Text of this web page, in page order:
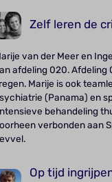
Zelf leren de
van der Meer en
afdeling 020.
Marije is ook
(Panama) en
behandeling
verbonden aan
Op tijd